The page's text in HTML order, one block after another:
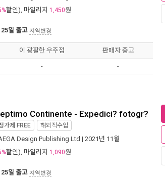
할인), 마일리지 1,450원
25일 출고 지역변경
이 광활한 우주점 판매자 중고
- -
Continente - Expedici? fotogr?
가제 FREE 해외직수입
Design Publishing Ltd | 2021년 11월
할인), 마일리지 1,090원
25일 출고 지역변경